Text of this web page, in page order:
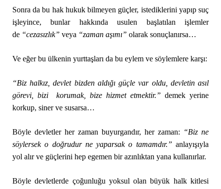
Sonra da bu hak hukuk bilmeyen güçler, istediklerini yapıp suç
işleyince, bunlar hakkında usulen başlatılan işlemler
de “cezasızlık” veya “zaman aşımı” olarak sonuçlanırsa…
Ve eğer bu ülkenin yurttaşları da bu eylem ve söylemlere karşı:
“Biz halkız, devlet bizden aldığı güçle var oldu, devletin asıl
görevi, bizi korumak, bize hizmet etmektir.”demek yerine
korkup, siner ve susarsa…
Böyle devletler her zaman buyurgandır, her zaman: “Biz ne
söylersek o doğrudur ne yaparsak o tamamdır.” anlayışıyla
yol alır ve güçlerini hep egemen bir azınlıktan yana kullanırlar.
Böyle devletlerde çoğunluğu yoksul olan büyük halk kitlesi